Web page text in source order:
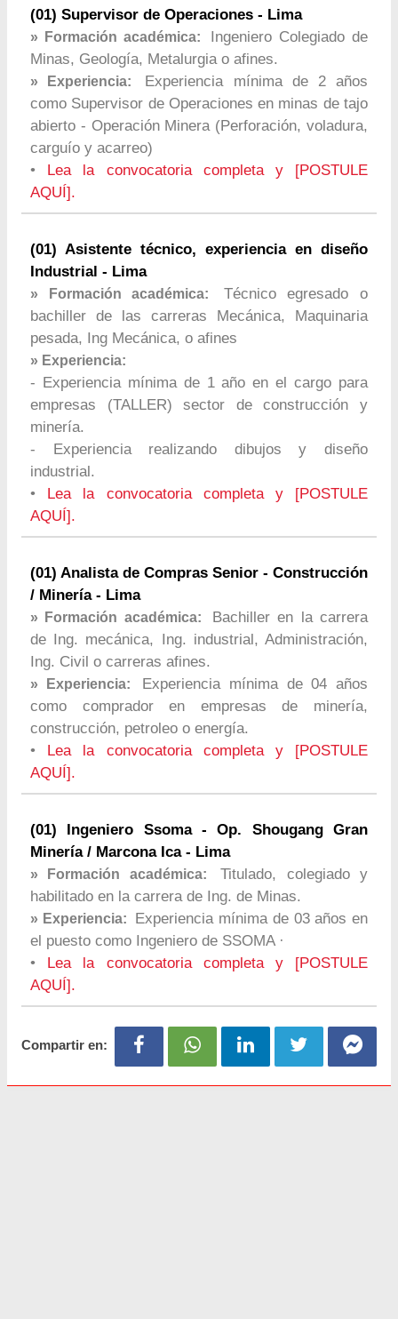
(01) Supervisor de Operaciones - Lima
» Formación académica:
Ingeniero Colegiado de
Minas, Geología, Metalurgia o afines.
» Experiencia:
Experiencia mínima de 2 años
como Supervisor de Operaciones en minas de tajo
abierto - Operación Minera (Perforación, voladura,
carguío y acarreo)
•
Lea la convocatoria completa y [POSTULE
AQUÍ].
(01) Asistente técnico, experiencia en diseño
Industrial - Lima
» Formación académica:
Técnico egresado o
bachiller de las carreras Mecánica, Maquinaria
pesada, Ing Mecánica, o afines
» Experiencia:
- Experiencia mínima de 1 año en el cargo para
empresas (TALLER) sector de construcción y
minería.
- Experiencia realizando dibujos y diseño
industrial.
•
Lea la convocatoria completa y [POSTULE
AQUÍ].
(01) Analista de Compras Senior - Construcción
/ Minería - Lima
» Formación académica:
Bachiller en la carrera
de Ing. mecánica, Ing. industrial, Administración,
Ing. Civil o carreras afines.
» Experiencia:
Experiencia mínima de 04 años
como comprador en empresas de minería,
construcción, petroleo o energía.
•
Lea la convocatoria completa y [POSTULE
AQUÍ].
(01) Ingeniero Ssoma - Op. Shougang Gran
Minería / Marcona Ica - Lima
» Formación académica:
Titulado, colegiado y
habilitado en la carrera de Ing. de Minas.
» Experiencia:
Experiencia mínima de 03 años en
el puesto como Ingeniero de SSOMA ·
•
Lea la convocatoria completa y [POSTULE
AQUÍ].
Compartir en: